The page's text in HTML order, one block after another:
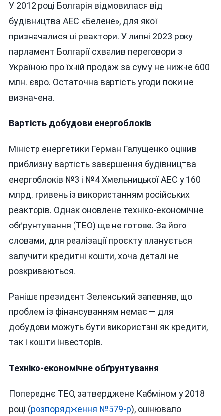
У 2012 році Болгарія відмовилася від
будівництва АЕС «Белене», для якої
призначалися ці реактори. У липні 2023 року
парламент Болгарії схвалив переговори з
Україною про їхній продаж за суму не нижче 600
млн. євро. Остаточна вартість угоди поки не
визначена.
Вартість добудови енергоблоків
Міністр енергетики Герман Галущенко оцінив
приблизну вартість завершення будівництва
енергоблоків №3 і №4 Хмельницької АЕС у 160
млрд. гривень із використанням російських
реакторів. Однак оновлене техніко-економічне
обґрунтування (ТЕО) ще не готове. За його
словами, для реалізації проєкту планується
залучити кредитні кошти, хоча деталі не
розкриваються.
Раніше президент Зеленський запевняв, що
проблем із фінансуванням немає — для
добудови можуть бути використані як кредити,
так і кошти інвесторів.
Техніко-економічне обґрунтування
Попереднє ТЕО, затверджене Кабміном у 2018
році (розпорядження №579-р), оцінювало